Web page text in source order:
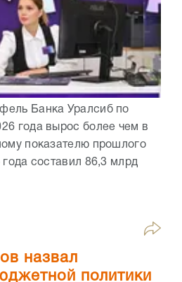
Банка Уралсиб по
года вырос более чем в
показателю прошлого
года составил 86,3 млрд
назвал
политики